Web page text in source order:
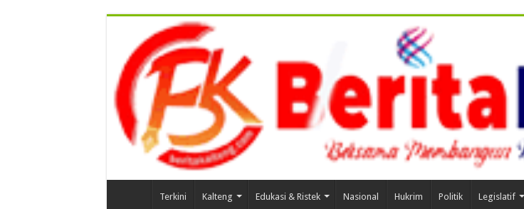
Terkini Kalteng Edukasi & Ristek Nasional Hukrim Politik Legislatif